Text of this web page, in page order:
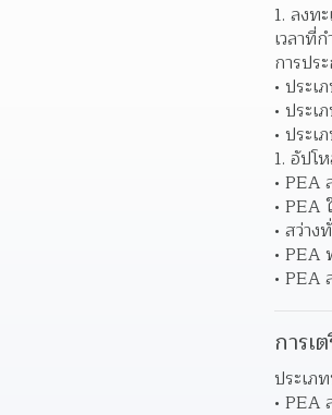
ลงท
เวลาที่
การปร
ประเ
ประเ
ประเ
อัปโ
PEA
PEA
สว่าง
PEA
PEA
การเ
ประเภ
PEA